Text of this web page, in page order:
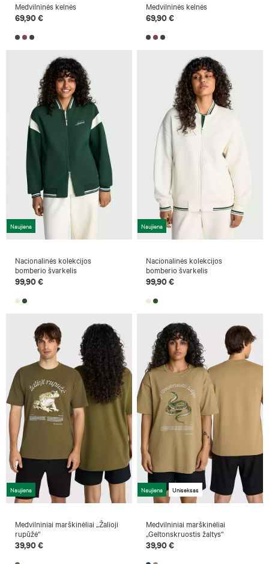
Medvilninės kelnės
69,90 €
Medvilninės kelnės
69,90 €
Naujiena
Nacionalinės kolekcijos
bomberio švarkelis
99,90 €
Naujiena
Nacionalinės kolekcijos
bomberio švarkelis
99,90 €
Naujiena
Medvilniniai marškinėliai „Žalioji
rupūžė“
39,90 €
Naujiena Uniseksas
Medvilniniai marškinėliai
„Geltonskruostis žaltys“
39,90 €